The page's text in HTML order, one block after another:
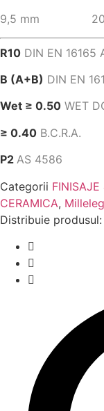
9,5 mm
R10 DIN EN 16165
B (A+B) DIN EN
Wet ≥ 0.50 WET
≥ 0.40 B.C.R.A.
P2 AS 4586
Categorii
CERAMICA,
Distribuie produsul: